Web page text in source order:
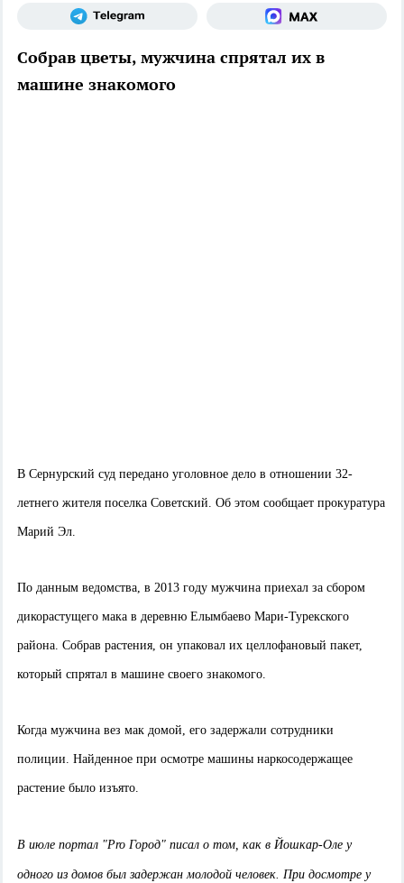
Собрав цветы, мужчина спрятал их в
машине знакомого
В Сернурский суд передано уголовное дело в отношении 32-
летнего жителя поселка Советский. Об этом сообщает прокуратура
Марий Эл.
По данным ведомства, в 2013 году мужчина приехал за сбором
дикорастущего мака в деревню Елымбаево Мари-Турекского
района. Собрав растения, он упаковал их целлофановый пакет,
который спрятал в машине своего знакомого.
Когда мужчина вез мак домой, его задержали сотрудники
полиции. Найденное при осмотре машины наркосодержащее
растение было изъято.
В июле портал "Pro Город" писал о том, как в Йошкар-Оле у
одного из домов был задержан молодой человек. При досмотре у